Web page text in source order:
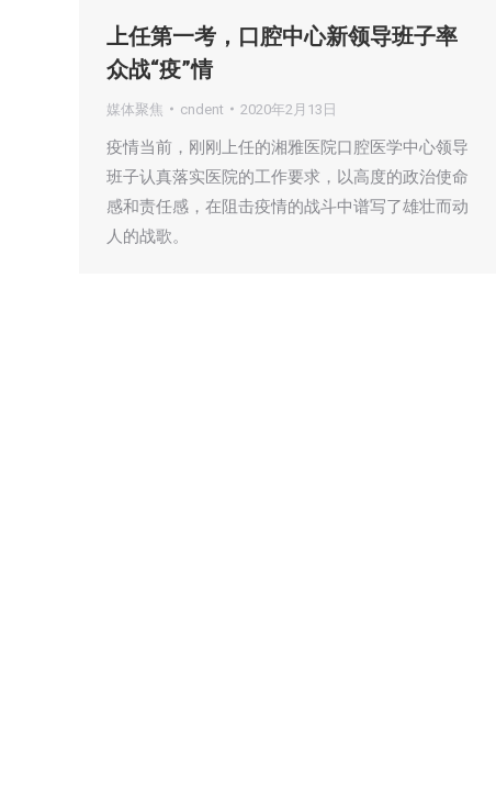
上任第一考，口腔中心新领导班子率
众战“疫”情
媒体聚焦 cndent 2020年2月13日
疫情当前，刚刚上任的湘雅医院口腔医学中心领导
班子认真落实医院的工作要求，以高度的政治使命
感和责任感，在阻击疫情的战斗中谱写了雄壮而动
人的战歌。